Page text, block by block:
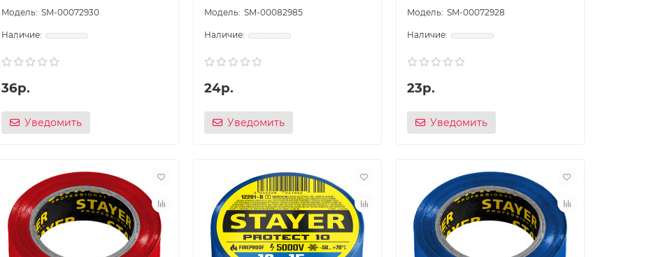
SM-00072930
36р.
Уведомить
SM-00082985
24р.
Уведомить
SM-00072928
23р.
Уведомить